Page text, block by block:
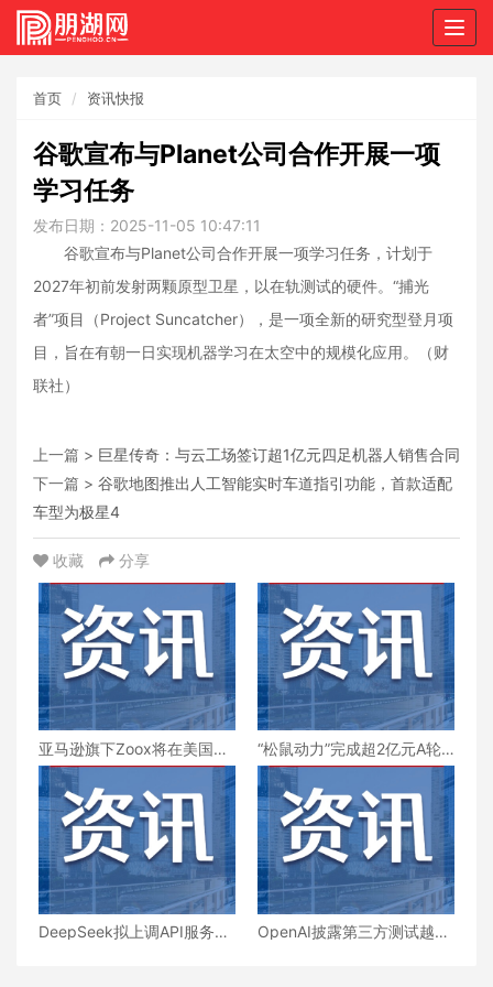
首页 资讯快报
谷歌宣布与Planet公司合作开展一项
学习任务
发布日期：2025-11-05 10:47:11
谷歌宣布与Planet公司合作开展一项学习任务，计划于
2027年初前发射两颗原型卫星，以在轨测试的硬件。“捕光
者”项目（Project Suncatcher），是一项全新的研究型登月项
目，旨在有朝一日实现机器学习在太空中的规模化应用。（财
联社）
上一篇 > 巨星传奇：与云工场签订超1亿元四足机器人销售合同
下一篇 > 谷歌地图推出人工智能实时车道指引功能，首款适配
车型为极星4
收藏 分享
亚马逊旗下Zoox将在美国拉
斯维加斯启动付费自动驾驶
出行服务
“松鼠动力”完成超2亿元A轮
系列融资
DeepSeek拟上调API服务定
OpenAI披露第三方测试越界